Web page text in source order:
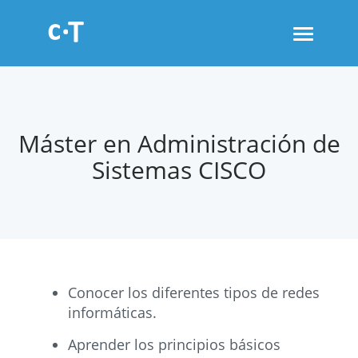
Toggle
Máster en Administración de
Sistemas CISCO
Conocer los diferentes tipos de redes
informáticas.
Aprender los principios básicos